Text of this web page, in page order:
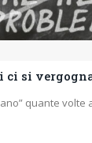
ci si
quante